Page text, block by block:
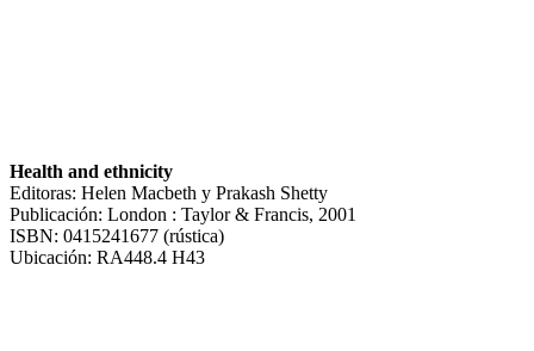
Health and ethnicity
Editoras: Helen Macbeth y Prakash Shetty
Publicación: London : Taylor & Francis, 2001
ISBN: 0415241677 (rústica)
Ubicación: RA448.4 H43